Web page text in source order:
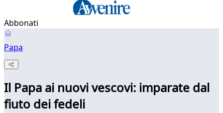
Abbonati
Papa
Il Papa ai nuovi vescovi: imparate dal
fiuto dei fedeli